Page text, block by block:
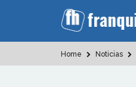
Home Noticias